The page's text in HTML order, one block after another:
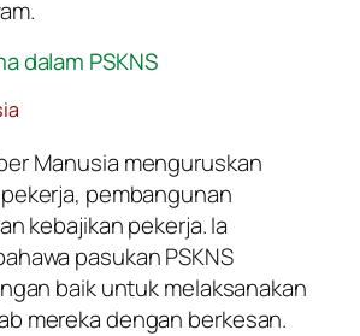
dalam PSKNS
Manusia menguruskan
pembangunan
kebajikan pekerja. Ia
pasukan PSKNS
baik untuk melaksanakan
mereka dengan berkesan.